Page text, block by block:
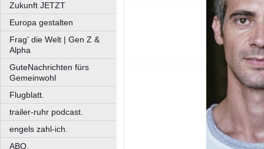
Zukunft JETZT
Europa gestalten
Frag' die Welt | Gen Z &
Alpha
GuteNachrichten fürs
Gemeinwohl
Flugblatt.
trailer-ruhr podcast.
engels zahl-ich.
ABO.